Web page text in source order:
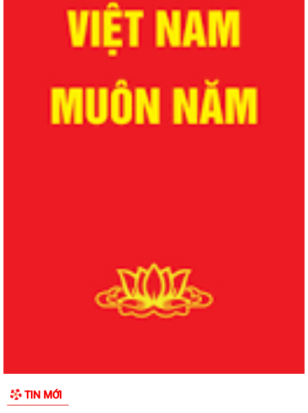
TIN MỚI
đổi, bổ sung, bị bãi bỏ lĩnh vực...
QUYẾT ĐỊNH Về việc công bố danh mục thủ tục hành chính được sửa
đổi, bổ sung, bị bãi bỏ lĩnh vực...
lĩnh vực dược phẩm thuộc phạm vi,...